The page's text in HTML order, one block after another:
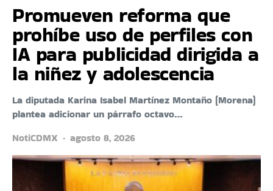
Promueven reforma que
prohíbe uso de perfiles con
IA para publicidad dirigida a
la niñez y adolescencia
La diputada Karina Isabel Martínez Montaño (Morena)
plantea adicionar un párrafo octavo…
NotiCDMX
agosto 8, 2026